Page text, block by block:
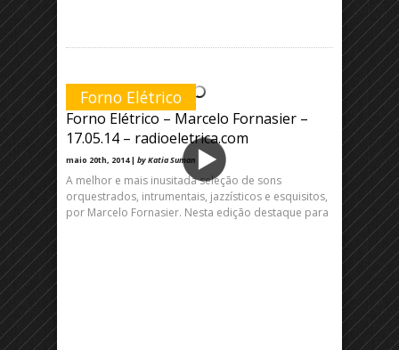
Forno Elétrico
Forno Elétrico – Marcelo Fornasier –
17.05.14 – radioeletrica.com
maio 20th, 2014 | by Katia Suman
A melhor e mais inusitada seleção de sons
orquestrados, intrumentais, jazzísticos e esquisitos,
por Marcelo Fornasier. Nesta edição destaque para